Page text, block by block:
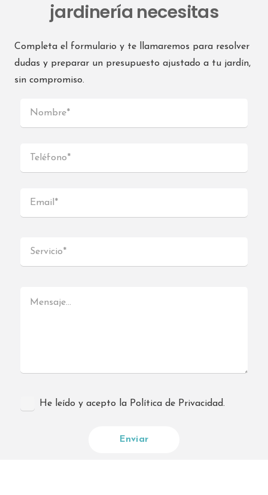
jardinería necesitas
Completa el formulario y te llamaremos para resolver
dudas y preparar un presupuesto ajustado a tu jardín,
sin compromiso.
He leído y acepto la Política de Privacidad.